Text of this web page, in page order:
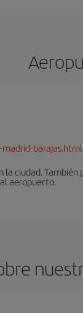
barajas.html
ciudad.
aeropuerto.